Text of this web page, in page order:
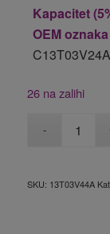
Kapacitet
OEM
26 na zalihi
SKU: 13T03V44A